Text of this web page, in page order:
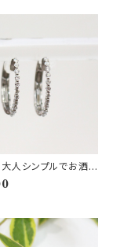
大人シンプルでお洒
ダイヤモンドピアス